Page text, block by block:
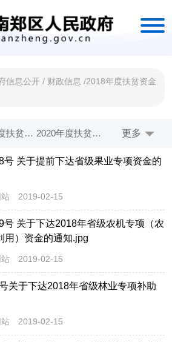
信息公开 / 财政信息 /2018年度扶贫资金
2019年度扶贫资金公开 2020年度扶贫资金公开
2023年度涉农整合资金公开 2024年度财政衔接资金公开 2025年度财政衔接资金公开
涉农整合资金管理政策制度 政府预算公开
部门所属单位预算公开 部门决算公开 部门所属单位决算公开
2020年财政资金直达基层 惠农惠民政策和资金
更多
关于提前下达省级果业专项资金的
2019-02-15
关于下达2018年省级农机专项（农
用）资金的通知.jpg
2019-02-15
关于下达2018年省级林业专项补助
2019-02-15